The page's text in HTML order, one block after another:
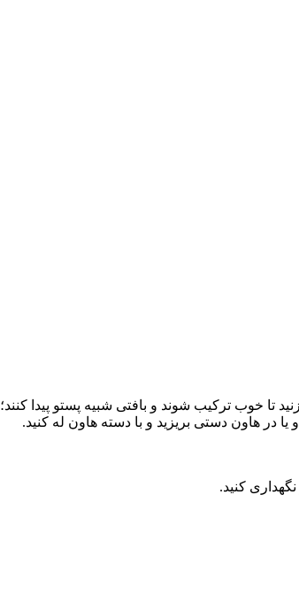
تا خوب ترکیب شوند و بافتی شبیه پستو پیدا کنند؛
یا در هاون دستی بریزید و با دسته هاون له کنید.
کنید.